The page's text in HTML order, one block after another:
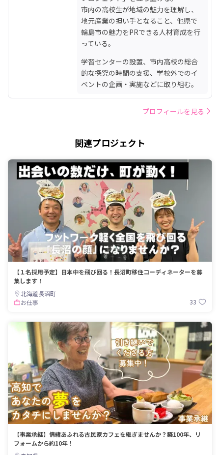
市内の高校生が地域の魅力を理解し、
地元産業の担い手となること、他県で
輪島市の魅力をPRできる人材育成を行
っている。
学習センターの設置、市内高校の総合
的な探究の時間の支援、学校外でのイ
ベントの企画・実施などに取り組む。
プロフィールを見る
関連プロジェクト
【１名採用予定】日本中を飛び回る！長沼町移住コーディネーターを募
集します！
北海道長沼町
お仕事
33
【事業承継】情緒あふれる古民家カフェを継ぎませんか？築100年、リ
フォームから約10年！